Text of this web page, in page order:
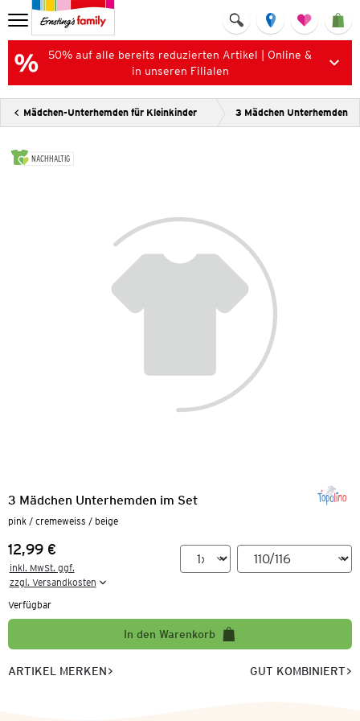
50% auf alle bereits reduzierten Artikel | Online &
in unseren Filialen
Mädchen-Unterhemden für Kleinkinder 3 Mädchen Unterhemden
NACHHALTIG
3 Mädchen Unterhemden im Set
pink / cremeweiss / beige
Preis:
12,99 €
inkl. MwSt. ggf.
zzgl. Versandkosten
Verfügbar
In den Warenkorb
ARTIKEL MERKEN GUT KOMBINIERT